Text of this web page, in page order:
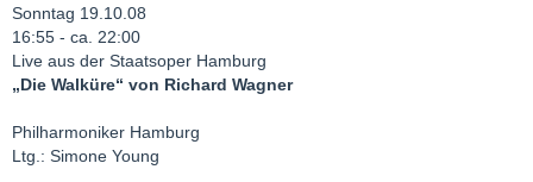
Sonntag 19.10.08
16:55 - ca. 22:00
Live aus der Staatsoper Hamburg
„Die Walküre“ von Richard Wagner
Philharmoniker Hamburg
Ltg.: Simone Young